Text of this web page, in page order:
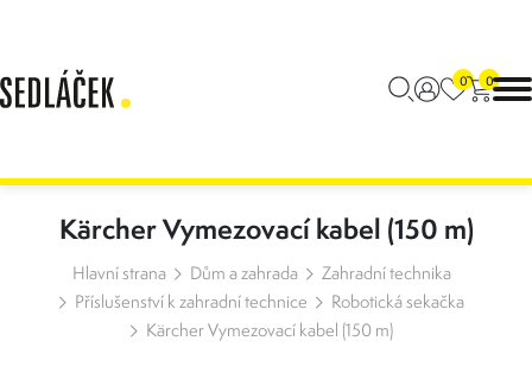
0 0
Kärcher Vymezovací kabel (150 m)
Hlavní strana Dům a zahrada
Zahradní technika
Příslušenství k zahradní technice
Robotická sekačka
Kärcher Vymezovací kabel (150 m)